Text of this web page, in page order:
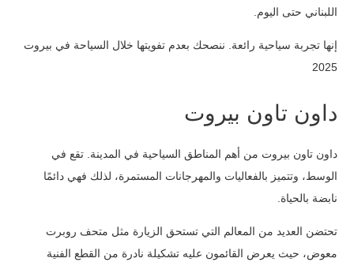
اللبناني حتى اليوم.
إنها تجربة سياحية رائعة. ننصحك بعدم تفويتها خلال السياحة في بيروت
2025
داون تاون بيروت
داون تاون بيروت من أهم المناطق السياحية في المدينة. تقع في
الوسط، وتتميز بالفعاليات والمهرجانات المستمرة، لذلك فهي دائمًا
نابضة بالحياة.
تحتضن العديد من المعالم التي تستحق الزيارة مثل متحف روبرت
معوض، حيث يعرض القائمون عليه تشكيلة نادرة من القطع الفنية